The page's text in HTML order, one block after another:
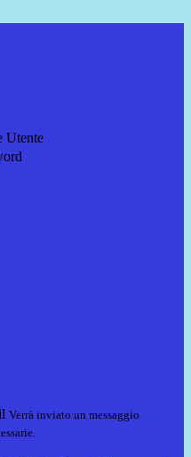
Utente
Verrà inviato un messaggio